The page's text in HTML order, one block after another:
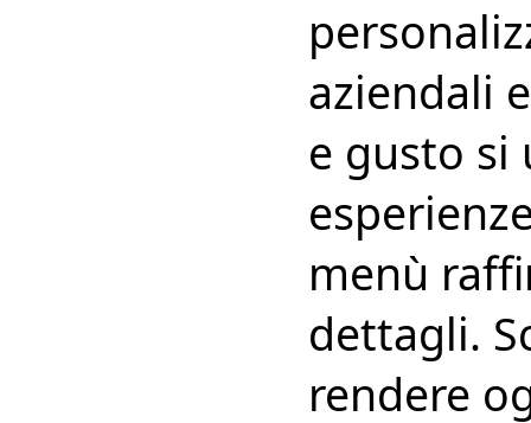
aziendali
e gusto si
menù
dettagli.
rendere